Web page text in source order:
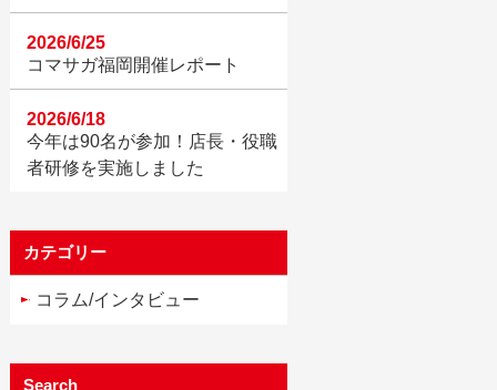
コマサガ福岡開催レポート
2026/6/25
今年は90名が参加！店長・役職
者研修を実施しました
2026/6/18
カテゴリー
コラム/インタビュー
Search